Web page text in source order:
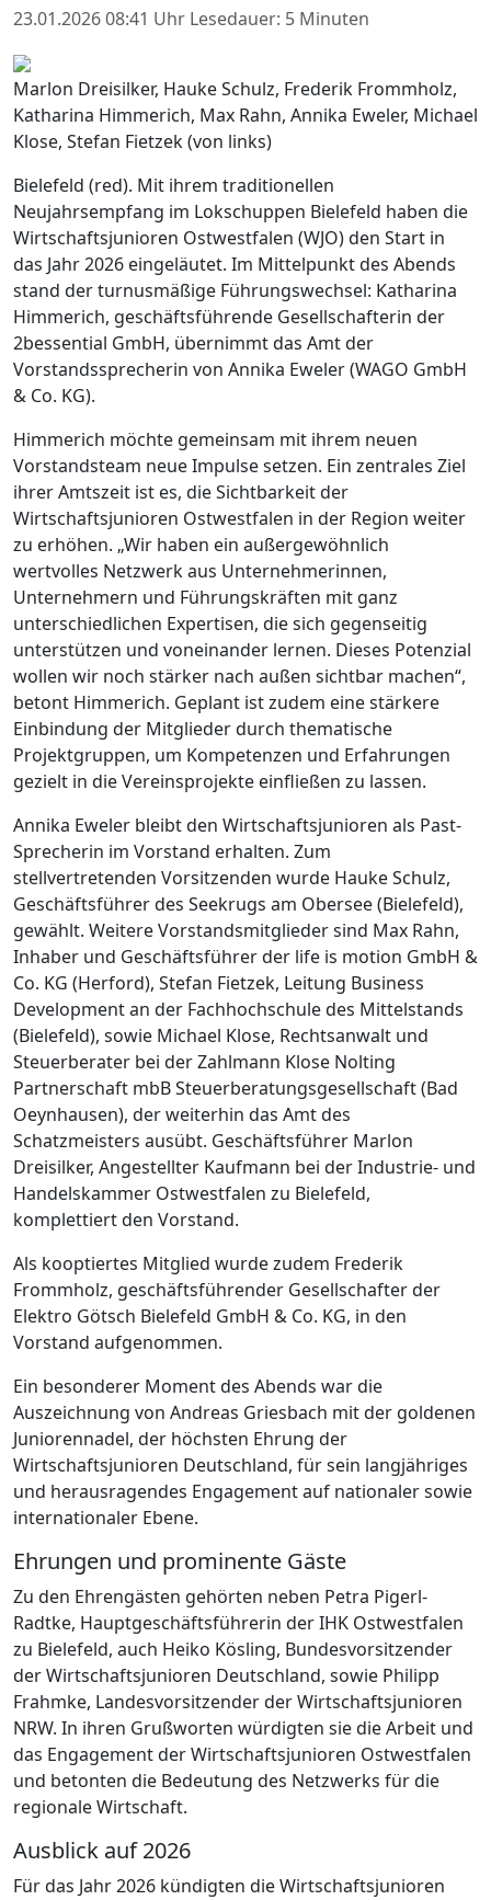
23.01.2026 08:41 Uhr Lesedauer: 5 Minuten
Marlon Dreisilker, Hauke Schulz, Frederik Frommholz,
Katharina Himmerich, Max Rahn, Annika Eweler, Michael
Klose, Stefan Fietzek (von links)
Bielefeld (red). Mit ihrem traditionellen
Neujahrsempfang im Lokschuppen Bielefeld haben die
Wirtschaftsjunioren Ostwestfalen (WJO) den Start in
das Jahr 2026 eingeläutet. Im Mittelpunkt des Abends
stand der turnusmäßige Führungswechsel: Katharina
Himmerich, geschäftsführende Gesellschafterin der
2bessential GmbH, übernimmt das Amt der
Vorstandssprecherin von Annika Eweler (WAGO GmbH
& Co. KG).
Himmerich möchte gemeinsam mit ihrem neuen
Vorstandsteam neue Impulse setzen. Ein zentrales Ziel
ihrer Amtszeit ist es, die Sichtbarkeit der
Wirtschaftsjunioren Ostwestfalen in der Region weiter
zu erhöhen. „Wir haben ein außergewöhnlich
wertvolles Netzwerk aus Unternehmerinnen,
Unternehmern und Führungskräften mit ganz
unterschiedlichen Expertisen, die sich gegenseitig
unterstützen und voneinander lernen. Dieses Potenzial
wollen wir noch stärker nach außen sichtbar machen“,
betont Himmerich. Geplant ist zudem eine stärkere
Einbindung der Mitglieder durch thematische
Projektgruppen, um Kompetenzen und Erfahrungen
gezielt in die Vereinsprojekte einfließen zu lassen.
Annika Eweler bleibt den Wirtschaftsjunioren als Past-
Sprecherin im Vorstand erhalten. Zum
stellvertretenden Vorsitzenden wurde Hauke Schulz,
Geschäftsführer des Seekrugs am Obersee (Bielefeld),
gewählt. Weitere Vorstandsmitglieder sind Max Rahn,
Inhaber und Geschäftsführer der life is motion GmbH &
Co. KG (Herford), Stefan Fietzek, Leitung Business
Development an der Fachhochschule des Mittelstands
(Bielefeld), sowie Michael Klose, Rechtsanwalt und
Steuerberater bei der Zahlmann Klose Nolting
Partnerschaft mbB Steuerberatungsgesellschaft (Bad
Oeynhausen), der weiterhin das Amt des
Schatzmeisters ausübt. Geschäftsführer Marlon
Dreisilker, Angestellter Kaufmann bei der Industrie- und
Handelskammer Ostwestfalen zu Bielefeld,
komplettiert den Vorstand.
Als kooptiertes Mitglied wurde zudem Frederik
Frommholz, geschäftsführender Gesellschafter der
Elektro Götsch Bielefeld GmbH & Co. KG, in den
Vorstand aufgenommen.
Ein besonderer Moment des Abends war die
Auszeichnung von Andreas Griesbach mit der goldenen
Juniorennadel, der höchsten Ehrung der
Wirtschaftsjunioren Deutschland, für sein langjähriges
und herausragendes Engagement auf nationaler sowie
internationaler Ebene.
Ehrungen und prominente Gäste
Zu den Ehrengästen gehörten neben Petra Pigerl-
Radtke, Hauptgeschäftsführerin der IHK Ostwestfalen
zu Bielefeld, auch Heiko Kösling, Bundesvorsitzender
der Wirtschaftsjunioren Deutschland, sowie Philipp
Frahmke, Landesvorsitzender der Wirtschaftsjunioren
NRW. In ihren Grußworten würdigten sie die Arbeit und
das Engagement der Wirtschaftsjunioren Ostwestfalen
und betonten die Bedeutung des Netzwerks für die
regionale Wirtschaft.
Ausblick auf 2026
Für das Jahr 2026 kündigten die Wirtschaftsjunioren